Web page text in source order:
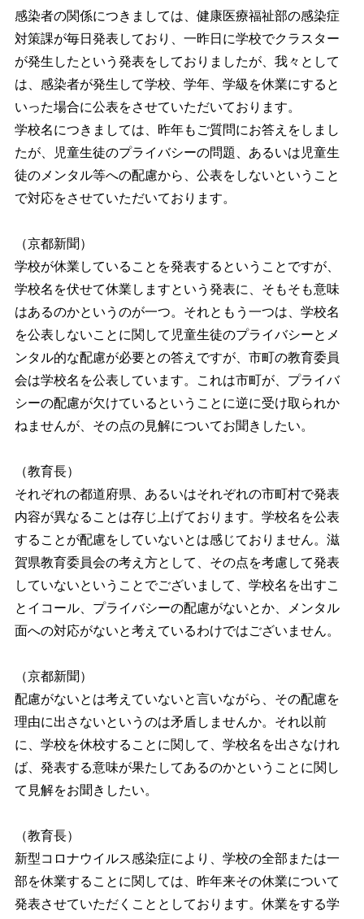
感染者の関係につきましては、健康医療福祉部の感染症
対策課が毎日発表しており、一昨日に学校でクラスター
が発生したという発表をしておりましたが、我々として
は、感染者が発生して学校、学年、学級を休業にすると
いった場合に公表をさせていただいております。
学校名につきましては、昨年もご質問にお答えをしまし
たが、児童生徒のプライバシーの問題、あるいは児童生
徒のメンタル等への配慮から、公表をしないということ
で対応をさせていただいております。
（京都新聞）
学校が休業していることを発表するということですが、
学校名を伏せて休業しますという発表に、そもそも意味
はあるのかというのが一つ。それともう一つは、学校名
を公表しないことに関して児童生徒のプライバシーとメ
ンタル的な配慮が必要との答えですが、市町の教育委員
会は学校名を公表しています。これは市町が、プライバ
シーの配慮が欠けているということに逆に受け取られか
ねませんが、その点の見解についてお聞きしたい。
（教育長）
それぞれの都道府県、あるいはそれぞれの市町村で発表
内容が異なることは存じ上げております。学校名を公表
することが配慮をしていないとは感じておりません。滋
賀県教育委員会の考え方として、その点を考慮して発表
していないということでございまして、学校名を出すこ
とイコール、プライバシーの配慮がないとか、メンタル
面への対応がないと考えているわけではございません。
（京都新聞）
配慮がないとは考えていないと言いながら、その配慮を
理由に出さないというのは矛盾しませんか。それ以前
に、学校を休校することに関して、学校名を出さなけれ
ば、発表する意味が果たしてあるのかということに関し
て見解をお聞きしたい。
（教育長）
新型コロナウイルス感染症により、学校の全部または一
部を休業することに関しては、昨年来その休業について
発表させていただくこととしております。休業をする学